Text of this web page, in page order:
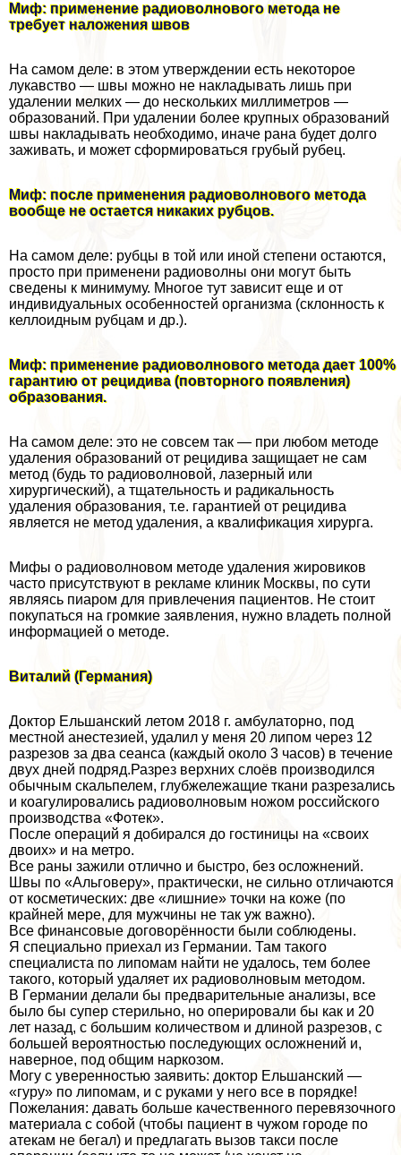
Миф: применение радиоволнового метода не
требует наложения швов
На самом деле: в этом утверждении есть некоторое
лукавство — швы можно не накладывать лишь при
удалении мелких — до нескольких миллиметров —
образований. При удалении более крупных образований
швы накладывать необходимо, иначе рана будет долго
заживать, и может сформироваться грубый рубец.
Миф: после применения радиоволнового метода
вообще не остается никаких рубцов.
На самом деле: рубцы в той или иной степени остаются,
просто при применени радиоволны они могут быть
сведены к минимуму. Многое тут зависит еще и от
индивидуальных особенностей организма (склонность к
келлоидным рубцам и др.).
Миф: применение радиоволнового метода дает 100%
гарантию от рецидива (повторного появления)
образования.
На самом деле: это не совсем так — при любом методе
удаления образований от рецидива защищает не сам
метод (будь то радиоволновой, лазерный или
хирургический), а тщательность и радикальность
удаления образования, т.е. гарантией от рецидива
является не метод удаления, а квалификация хирурга.
Мифы о радиоволновом методе удаления жировиков
часто присутствуют в рекламе клиник Москвы, по сути
являясь пиаром для привлечения пациентов. Не стоит
покупаться на громкие заявления, нужно владеть полной
информацией о методе.
Виталий (Германия)
Доктор Ельшанский летом 2018 г. амбулаторно, под
местной анестезией, удалил у меня 20 липом через 12
разрезов за два сеанса (каждый около 3 часов) в течение
двух дней подряд.Разрез верхних слоёв производился
обычным скальпелем, глубжележащие ткани разрезались
и коагулировались радиоволновым ножом российского
производства «Фотек».
После операций я добирался до гостиницы на «своих
двоих» и на метро.
Все раны зажили отлично и быстро, без осложнений.
Швы по «Альговеру», пpaктически, не сильно отличаются
от косметических: две «лишние» точки на коже (по
крайней мере, для мужчины не так уж важно).
Все финансовые договорённости были соблюдены.
Я специально приехал из Германии. Там такого
специалиста по липомам найти не удалось, тем более
такого, который удаляет их радиоволновым методом.
В Германии делали бы предварительные анализы, все
было бы супер стерильно, но оперировали бы как и 20
лет назад, с большим количеством и длиной разрезов, с
большей вероятностью последующих осложнений и,
наверное, под общим наркозом.
Могу с уверенностью заявить: доктор Ельшанский —
«гуру» по липомам, и с руками у него все в порядке!
Пожелания: давать больше качественного перевязочного
материала с собой (чтобы пациент в чужом городе по
атекам не бегал) и предлагать вызов такси после